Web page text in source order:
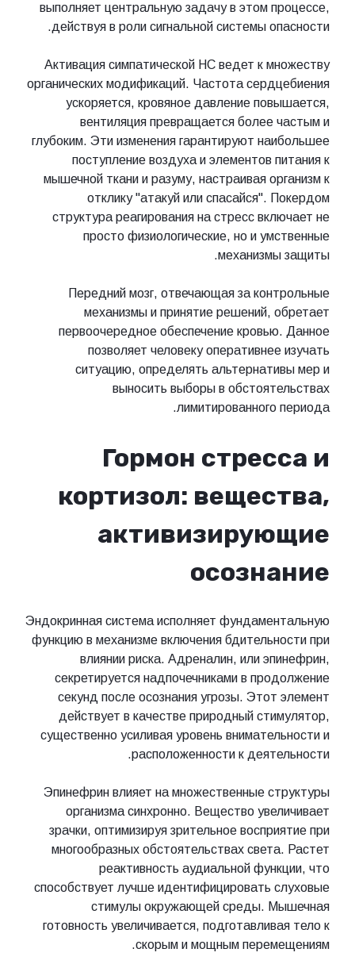
выполняет центральную задачу в этом процессе,
действуя в роли сигнальной системы опасности.
Активация симпатической НС ведет к множеству
органических модификаций. Частота сердцебиения
ускоряется, кровяное давление повышается,
вентиляция превращается более частым и
глубоким. Эти изменения гарантируют наибольшее
поступление воздуха и элементов питания к
мышечной ткани и разуму, настраивая организм к
отклику "атакуй или спасайся". Покердом
структура реагирования на стресс включает не
просто физиологические, но и умственные
механизмы защиты.
Передний мозг, отвечающая за контрольные
механизмы и принятие решений, обретает
первоочередное обеспечение кровью. Данное
позволяет человеку оперативнее изучать
ситуацию, определять альтернативы мер и
выносить выборы в обстоятельствах
лимитированного периода.
Гормон стресса и
кортизол: вещества,
активизирующие
осознание
Эндокринная система исполняет фундаментальную
функцию в механизме включения бдительности при
влиянии риска. Адреналин, или эпинефрин,
секретируется надпочечниками в продолжение
секунд после осознания угрозы. Этот элемент
действует в качестве природный стимулятор,
существенно усиливая уровень внимательности и
расположенности к деятельности.
Эпинефрин влияет на множественные структуры
организма синхронно. Вещество увеличивает
зрачки, оптимизируя зрительное восприятие при
многообразных обстоятельствах света. Растет
реактивность аудиальной функции, что
способствует лучше идентифицировать слуховые
стимулы окружающей среды. Мышечная
готовность увеличивается, подготавливая тело к
скорым и мощным перемещениям.